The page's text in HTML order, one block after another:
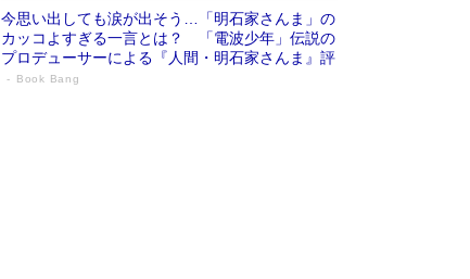
今思い出しても涙が出そう…「明石家さんま」の
カッコよすぎる一言とは？ 「電波少年」伝説の
プロデューサーによる『人間・明石家さんま』評
Book Bang